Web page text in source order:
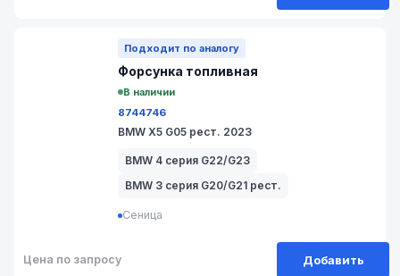
Подходит по аналогу
Форсунка топливная
В наличии
8744746
BMW X5 G05 рест. 2023
BMW 4 серия G22/G23
BMW 3 серия G20/G21 рест.
Сеница
Цена по запросу Добавить